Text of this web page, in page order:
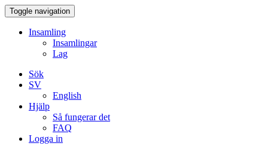
Toggle navigation
Insamling
Insamlingar
Lag
Sök
SV
English
Hjälp
Så fungerar det
FAQ
Logga in